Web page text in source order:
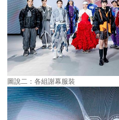
圖說二：各組謝幕服裝